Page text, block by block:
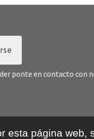
ponte en contacto con
esta página web,